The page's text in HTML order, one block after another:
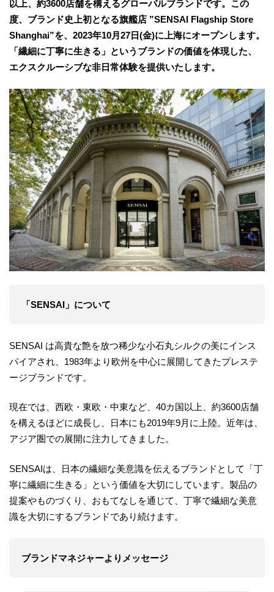
以上、約3600店舗を構えるグローバルブランドです。この
度、ブランド史上初となる旗艦店 ”SENSAI Flagship Store
Shanghai”を、2023年10月27日(金)に上海にオープンします。
「繊細に丁寧に生きる」というブランドの価値を体現した、
エクスクルーシブな非日常体験を提供いたします。
「SENSAI」について
SENSAI は高貴な艶を放つ稀少な小石丸シルクの美にインス
パイアされ、1983年より欧州を中心に展開してきたプレステ
ージブランドです。
現在では、西欧・東欧・中東など、40カ国以上、約3600店舗
を構えるほどに成長し、日本にも2019年9月に上陸。近年は、
アジア圏での展開に注力してきました。
SENSAIは、日本の繊細な美意識を伝えるブランドとして「丁
寧に繊細に生きる」という価値を大切にしています。製品の
提案やものづくり、おもてなしを通じて、丁寧で繊細な美意
識を大切にするブランドであり続けます。
ブランドマネジャーよりメッセージ